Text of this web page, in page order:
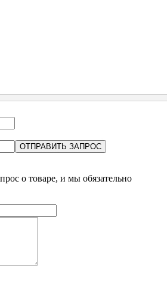
ОТПРАВИТЬ ЗАПРОС
о товаре, и мы обязательно